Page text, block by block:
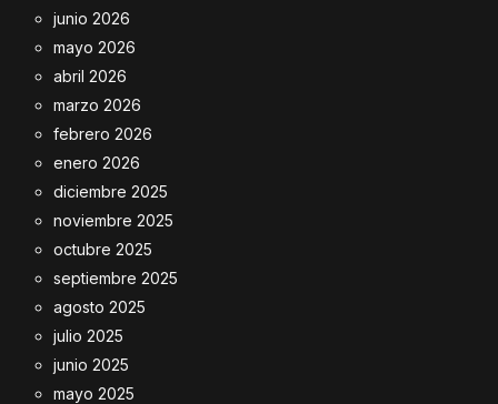
junio 2026
mayo 2026
abril 2026
marzo 2026
febrero 2026
enero 2026
diciembre 2025
noviembre 2025
octubre 2025
septiembre 2025
agosto 2025
julio 2025
junio 2025
mayo 2025